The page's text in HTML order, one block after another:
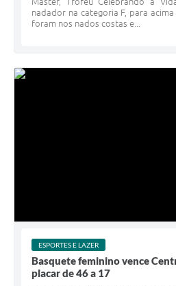
nadador na categoria F, para
foram nos nados costas e...
ESPORTES E LAZER
Basquete feminino vence
placar de 46 a 17